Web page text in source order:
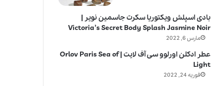
بادی اسپلش ویکتوریا سکرت جاسمین نویر |
Victoria’s Secret Body Splash Jasmine Noir
مارس 6, 2022
عطر ادکلن اورلوو سی آف لایت | Orlov Paris Sea of
Light
فوریه 24, 2022